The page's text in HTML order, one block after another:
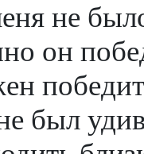
не
он
был